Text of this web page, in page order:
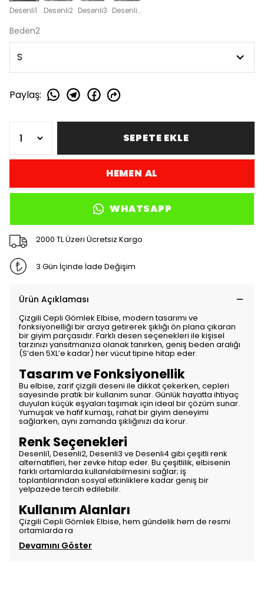
Desenli1 Desenli2 Desenli3 Desenli4
Beden2
Paylaş:
SEPETE EKLE
HEMEN AL
WHATSAPP
2000 TL Üzeri Ücretsiz Kargo
3 Gün İçinde İade Değişim
Ürün Açıklaması
Çizgili Cepli Gömlek Elbise, modern tasarımı ve
fonksiyonelliği bir araya getirerek şıklığı ön plana çıkaran
bir giyim parçasıdır. Farklı desen seçenekleri ile kişisel
tarzınızı yansıtmanıza olanak tanırken, geniş beden aralığı
(S’den 5XL’e kadar) her vücut tipine hitap eder.
Tasarım ve Fonksiyonellik
Bu elbise, zarif çizgili deseni ile dikkat çekerken, cepleri
sayesinde pratik bir kullanım sunar. Günlük hayatta ihtiyaç
duyulan küçük eşyaları taşımak için ideal bir çözüm sunar.
Yumuşak ve hafif kumaşı, rahat bir giyim deneyimi
sağlarken, aynı zamanda şıklığınızı da korur.
Renk Seçenekleri
Desenli1, Desenli2, Desenli3 ve Desenli4 gibi çeşitli renk
alternatifleri, her zevke hitap eder. Bu çeşitlilik, elbisenin
farklı ortamlarda kullanılabilmesini sağlar; iş
toplantılarından sosyal etkinliklere kadar geniş bir
yelpazede tercih edilebilir.
Kullanım Alanları
Çizgili Cepli Gömlek Elbise, hem gündelik hem de resmi
ortamlarda ra
Devamını Göster